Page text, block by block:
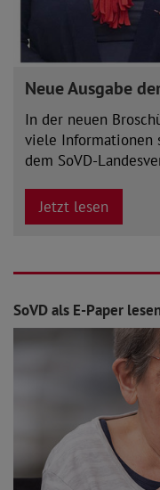
Neue Ausgabe
In der neuen
viele Informationen
dem SoVD-
Jetzt lesen
SoVD als E-Paper